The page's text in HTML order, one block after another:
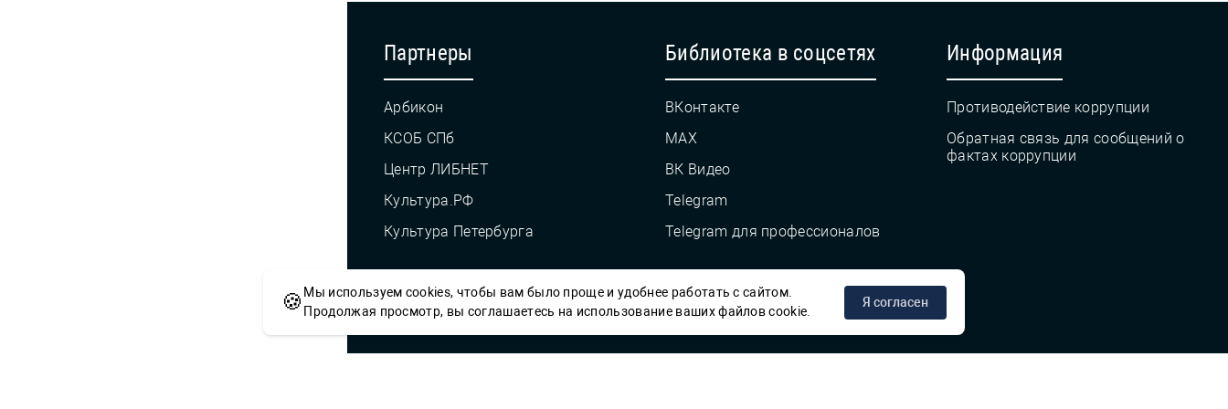
Партнеры
Арбикон
КСОБ СПб
Центр ЛИБНЕТ
Культура.РФ
Культура Петербурга
Библиотека в соцсетях
ВКонтакте
MAX
ВК Видео
Telegram
Telegram для профессионалов
Информация
Противодействие коррупции
Обратная связь для сообщений о
фактах коррупции
© СПб ГБУК ГСЦБС, 2012-2026 гг.
🍪 Мы используем cookies, чтобы вам было проще и удобнее работать с сайтом.
Продолжая просмотр, вы соглашаетесь на использование ваших файлов cookie.
Я согласен